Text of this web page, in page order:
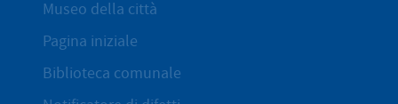
Museo della città
Pagina iniziale
Biblioteca comunale